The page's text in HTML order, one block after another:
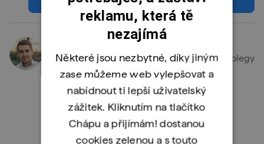
Marián je CEO a spoluzakladatel ENGETA. S kolegy
pro tebe připravuje články na různá témata z
oblasti IT.
Zobrazit články autora
reklamu, která tě
nezajímá
Některé jsou nezbytné, díky jiným
zase můžeme web vylepšovat a
nabídnout ti lepší uživatelský
zážitek. Kliknutím na tlačítko
Chápu a přijímám! dostanou
cookies zelenou a s touto